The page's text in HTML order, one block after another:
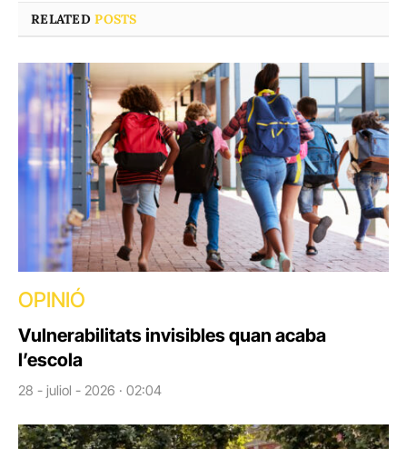
RELATEDPOSTS
OPINIÓ
Vulnerabilitats invisibles quan acaba
l’escola
28 - juliol - 2026 · 02:04